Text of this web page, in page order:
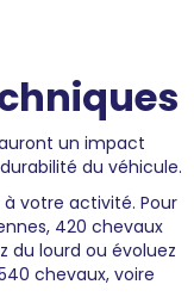
un impact
du véhicule.
votre activité. Pour
420 chevaux
du lourd ou évoluez
chevaux, voire